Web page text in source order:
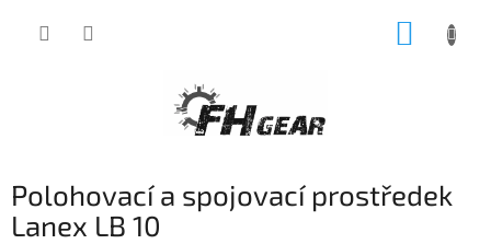
Polohovací a spojovací prostředek
Lanex LB 10